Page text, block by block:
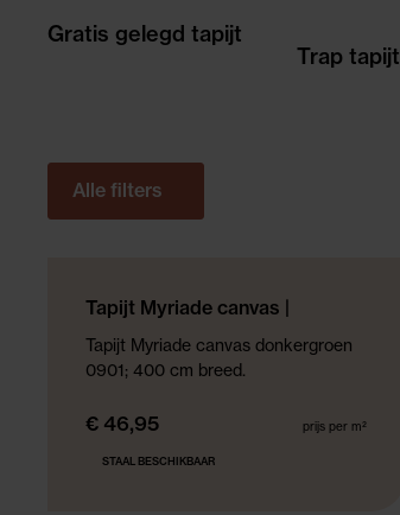
Gratis gelegd tapijt
Trap tapijt
Alle filters
GRATIS GELEGD!*
PRODUCT VAN HET JAAR
Tapijt Myriade canvas |
Tapijt Myriade canvas donkergroen
0901; 400 cm breed.
€ 46,95 prijs per m²
STAAL BESCHIKBAAR